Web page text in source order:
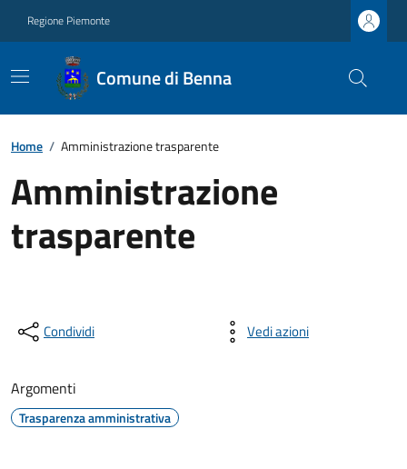
Regione Piemonte
Comune di Benna
Home / Amministrazione trasparente
Amministrazione
trasparente
Condividi Vedi azioni
Argomenti
Trasparenza amministrativa